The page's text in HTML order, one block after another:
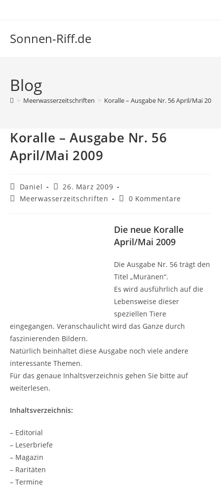
Sonnen-Riff.de
Blog
> Meerwasserzeitschriften > Koralle – Ausgabe Nr. 56 April/Mai 2009
Koralle – Ausgabe Nr. 56
April/Mai 2009
Beitrags-
Autor:
Daniel
Beitrag
veröffentlicht:
26. März 2009
Beitrags-
Meerwasserzeitschriften
Beitrags-
0 Kommentare
Die neue Koralle
April/Mai 2009
Die Ausgabe Nr. 56 trägt den
Titel „Muränen“.
Es wird ausführlich auf die
Lebensweise dieser
speziellen Tiere
eingegangen. Veranschaulicht wird das Ganze durch
faszinierenden Bildern.
Natürlich beinhaltet diese Ausgabe noch viele andere
interessante Themen.
Für das genaue Inhaltsverzeichnis gehen Sie bitte auf
weiterlesen.
Inhaltsverzeichnis:
– Editorial
– Leserbriefe
– Magazin
– Raritäten
– Termine